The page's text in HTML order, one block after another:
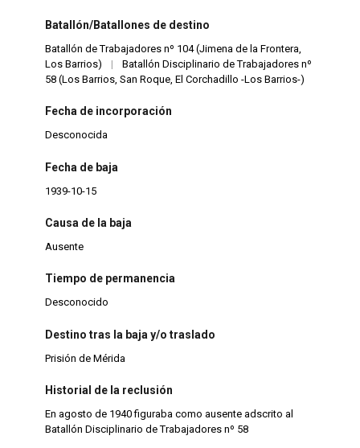
Batallón/Batallones de destino
Batallón de Trabajadores nº 104 (Jimena de la Frontera,
Los Barrios)
|
Batallón Disciplinario de Trabajadores nº
58 (Los Barrios, San Roque, El Corchadillo -Los Barrios-)
Fecha de incorporación
Desconocida
Fecha de baja
1939-10-15
Causa de la baja
Ausente
Tiempo de permanencia
Desconocido
Destino tras la baja y/o traslado
Prisión de Mérida
Historial de la reclusión
En agosto de 1940 figuraba como ausente adscrito al
Batallón Disciplinario de Trabajadores nº 58